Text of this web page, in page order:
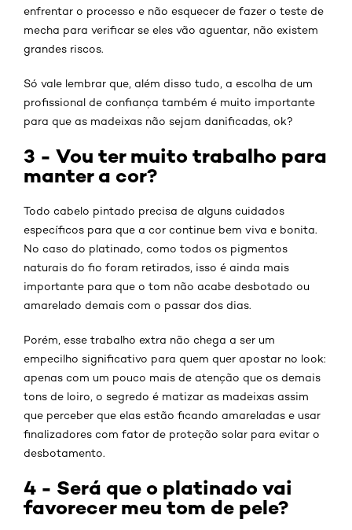
enfrentar o processo e não esquecer de fazer o teste de
mecha para verificar se eles vão aguentar, não existem
grandes riscos.
Só vale lembrar que, além disso tudo, a escolha de um
profissional de confiança também é muito importante
para que as madeixas não sejam danificadas, ok?
3 - Vou ter muito trabalho para
manter a cor?
Todo cabelo pintado precisa de alguns cuidados
específicos para que a cor continue bem viva e bonita.
No caso do platinado, como todos os pigmentos
naturais do fio foram retirados, isso é ainda mais
importante para que o tom não acabe desbotado ou
amarelado demais com o passar dos dias.
Porém, esse trabalho extra não chega a ser um
empecilho significativo para quem quer apostar no look:
apenas com um pouco mais de atenção que os demais
tons de loiro, o segredo é matizar as madeixas assim
que perceber que elas estão ficando amareladas e usar
finalizadores com fator de proteção solar para evitar o
desbotamento.
4 - Será que o platinado vai
favorecer meu tom de pele?